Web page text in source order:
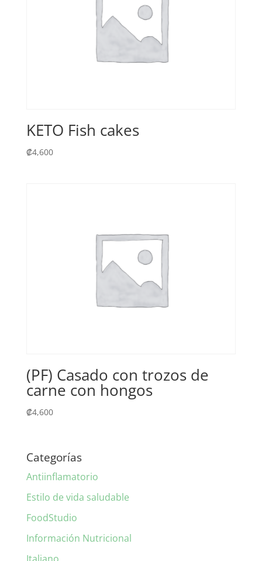
KETO Fish cakes
₡4,600
(PF) Casado con trozos de
carne con hongos
₡4,600
Categorías
Antiinflamatorio
Estilo de vida saludable
FoodStudio
Información Nutricional